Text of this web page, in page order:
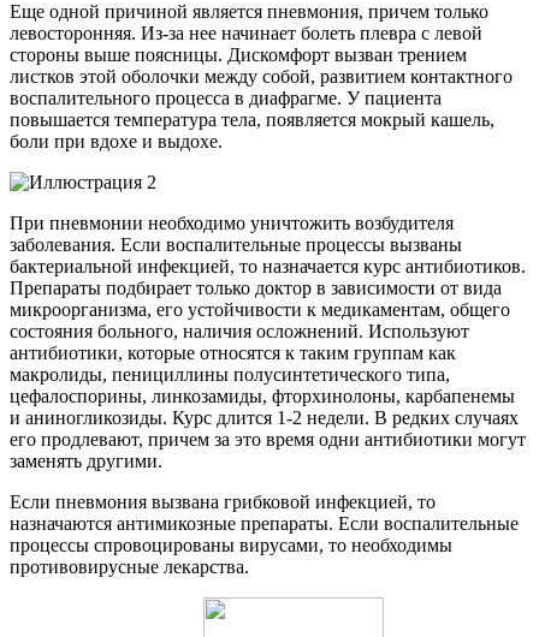
Еще одной причиной является пневмония, причем только
левосторонняя. Из-за нее начинает болеть плевра с левой
стороны выше поясницы. Дискомфорт вызван трением
листков этой оболочки между собой, развитием контактного
воспалительного процесса в диафрагме. У пациента
повышается температура тела, появляется мокрый кашель,
боли при вдохе и выдохе.
При пневмонии необходимо уничтожить возбудителя
заболевания. Если воспалительные процессы вызваны
бактериальной инфекцией, то назначается курс антибиотиков.
Препараты подбирает только доктор в зависимости от вида
микроорганизма, его устойчивости к медикаментам, общего
состояния больного, наличия осложнений. Используют
антибиотики, которые относятся к таким группам как
макролиды, пенициллины полусинтетического типа,
цефалоспорины, линкозамиды, фторхинолоны, карбапенемы
и аниногликозиды. Курс длится 1-2 недели. В редких случаях
его продлевают, причем за это время одни антибиотики могут
заменять другими.
Если пневмония вызвана грибковой инфекцией, то
назначаются антимикозные препараты. Если воспалительные
процессы спровоцированы вирусами, то необходимы
противовирусные лекарства.